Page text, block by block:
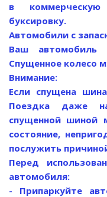
в
буксировку.
Автомобили с
Ваш автомобиль
Спущенное колесо
Внимание:
Если спущена
Поездка даже
спущенной шиной
состояние,
послужить
Перед
автомобиля:
- Припаркуйте